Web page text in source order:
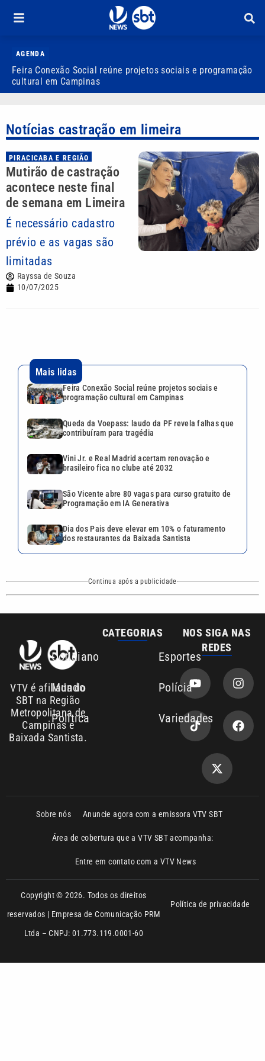
AGENDA
Feira Conexão Social reúne projetos sociais e programação
cultural em Campinas
Notícias castração em limeira
PIRACICABA E REGIÃO
Mutirão de castração
acontece neste final
de semana em Limeira
É necessário cadastro
prévio e as vagas são
limitadas
Rayssa de Souza
10/07/2025
Mais lidas
Feira Conexão Social reúne projetos sociais e
programação cultural em Campinas
Queda da Voepass: laudo da PF revela falhas que
contribuíram para tragédia
Vini Jr. e Real Madrid acertam renovação e
brasileiro fica no clube até 2032
São Vicente abre 80 vagas para curso gratuito de
Programação em IA Generativa
Dia dos Pais deve elevar em 10% o faturamento
dos restaurantes da Baixada Santista
Continua após a publicidade
VTV é afiliada do
SBT na Região
Metropolitana de
Campinas e
Baixada Santista.
CATEGORIAS
Cotidiano Esportes
Mundo Polícia
Política Variedades
NOS SIGA NAS
REDES
Sobre nós Anuncie agora com a emissora VTV SBT
Área de cobertura que a VTV SBT acompanha:
Entre em contato com a VTV News
Copyright © 2026. Todos os direitos
reservados | Empresa de Comunicação PRM
Ltda – CNPJ: 01.773.119.0001-60
Política de privacidade